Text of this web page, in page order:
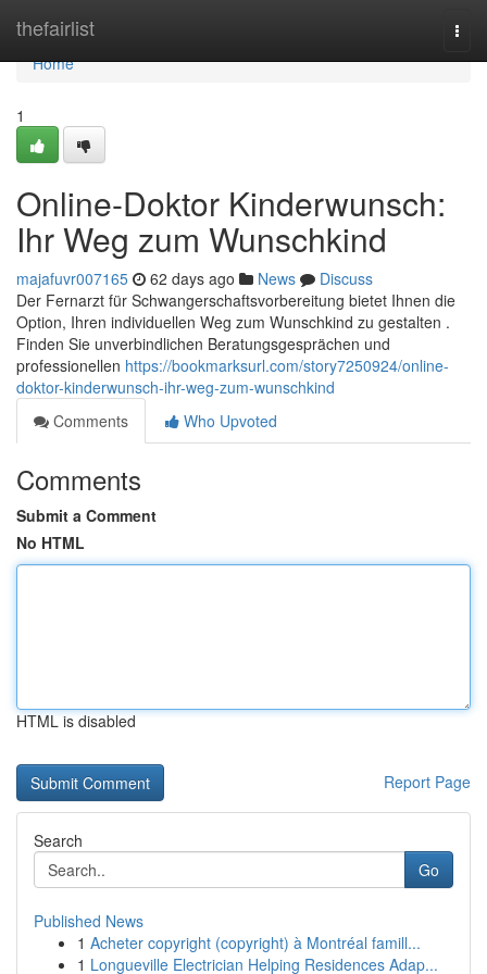
thefairlist
Home
Home
1
Online-Doktor Kinderwunsch:
Ihr Weg zum Wunschkind
majafuvr007165 62 days ago News
Discuss
Der Fernarzt für Schwangerschaftsvorbereitung bietet Ihnen die
Option, Ihren individuellen Weg zum Wunschkind zu gestalten .
Finden Sie unverbindlichen Beratungsgesprächen und
professionellen https://bookmarksurl.com/story7250924/online-
doktor-kinderwunsch-ihr-weg-zum-wunschkind
Comments
Who Upvoted
Comments
Submit a Comment
No HTML
HTML is disabled
Report Page
Search
Go
Published News
1 Acheter copyright (copyright) à Montréal famill...
1 Longueville Electrician Helping Residences Adap...